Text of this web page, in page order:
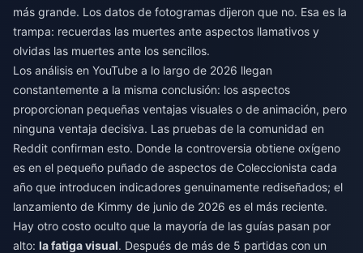
más grande. Los datos de fotogramas dijeron que no. Esa es la
trampa: recuerdas las muertes ante aspectos llamativos y
olvidas las muertes ante los sencillos.
Los análisis en YouTube a lo largo de 2026 llegan
constantemente a la misma conclusión: los aspectos
proporcionan pequeñas ventajas visuales o de animación, pero
ninguna ventaja decisiva. Las pruebas de la comunidad en
Reddit confirman esto. Donde la controversia obtiene oxígeno
es en el pequeño puñado de aspectos de Coleccionista cada
año que introducen indicadores genuinamente rediseñados; el
lanzamiento de Kimmy de junio de 2026 es el más reciente.
Hay otro costo oculto que la mayoría de las guías pasan por
alto: la fatiga visual. Después de más de 5 partidas con un